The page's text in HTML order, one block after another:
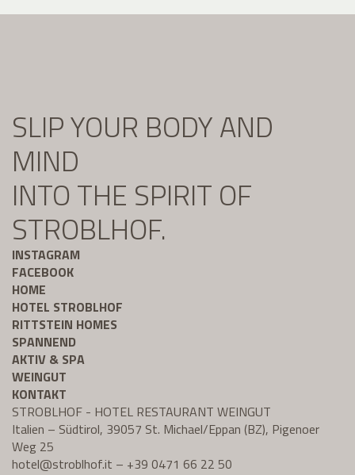
SLIP YOUR BODY AND
MIND
INTO THE SPIRIT OF
STROBLHOF.
INSTAGRAM
FACEBOOK
HOME
HOTEL STROBLHOF
RITTSTEIN HOMES
SPANNEND
AKTIV & SPA
WEINGUT
KONTAKT
STROBLHOF - HOTEL RESTAURANT WEINGUT
Italien – Südtirol, 39057 St. Michael/Eppan (BZ), Pigenoer
Weg 25
hotel@stroblhof.it – +39 0471 66 22 50